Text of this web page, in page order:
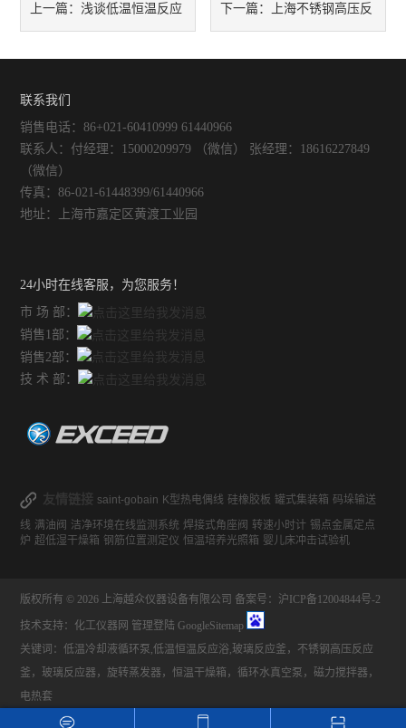
上一篇：浅谈低温恒温反应 下一篇： 上海不锈钢高压反
联系我们
销售电话：86+021-60410999 61440966
联系人：付经理：15000209979 （微信） 张经理：18616227849
（微信）
传真：86-021-61448399/61440966
地址：上海市嘉定区黄渡工业园
24小时在线客服，为您服务！
市 场 部：
销售1部：
销售2部：
技 术 部：
友情链接 saint-gobain K型热电偶线 硅橡胶板 罐式集装箱 码垛输送
线 满油阀 洁净环境在线监测系统 焊接式角座阀 转速小时计 锡点金属定点
炉 超低湿干燥箱 钢筋位置测定仪 恒温培养光照箱 婴儿床冲击试验机
版权所有 © 2026 上海越众仪器设备有限公司 备案号：沪ICP备12004844号-2
技术支持： 化工仪器网 管理登陆 GoogleSitemap
关键词：低温冷却液循环泵,低温恒温反应浴,玻璃反应釜，不锈钢高压反应
釜，玻璃反应器，旋转蒸发器，恒温干燥箱，循环水真空泵，磁力搅拌器，
电热套